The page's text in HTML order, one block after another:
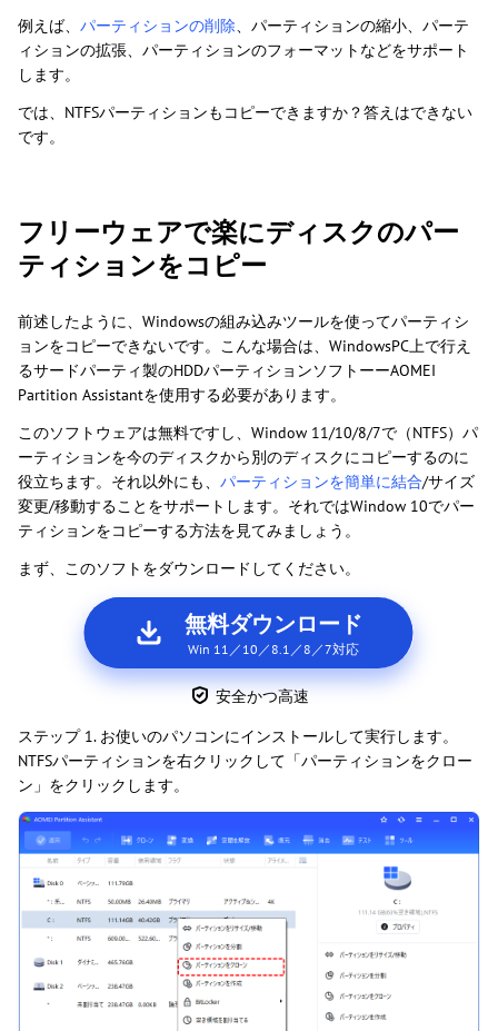
例えば、 パーティションの削除、パーティションの縮小、パーテ
ィションの拡張、パーティションのフォーマットなどをサポート
します。
では、NTFSパーティションもコピーできますか？答えはできない
です。
フリーウェアで楽にディスクのパー
ティションをコピー
前述したように、Windowsの組み込みツールを使ってパーティシ
ョンをコピーできないです。こんな場合は、WindowsPC上で行え
るサードパーティ製のHDDパーティションソフトーーAOMEI
Partition Assistantを使用する必要があります。
このソフトウェアは無料ですし、Window 11/10/8/7で（NTFS）パ
ーティションを今のディスクから別のディスクにコピーするのに
役立ちます。それ以外にも、 パーティションを簡単に結合/サイズ
変更/移動することをサポートします。それではWindow 10でパー
ティションをコピーする方法を見てみましょう。
まず、このソフトをダウンロードしてください。
無料ダウンロード
Win 11／10／8.1／8／7対応
安全かつ高速
ステップ 1. お使いのパソコンにインストールして実行します。
NTFSパーティションを右クリックして「パーティションをクロー
ン」をクリックします。